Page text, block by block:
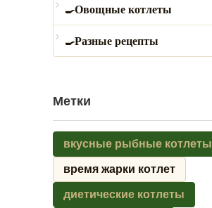
Овощные котлеты
Разные рецепты
Метки
вкусные рыбные котлеты
время жарки котлет
диетические котлеты